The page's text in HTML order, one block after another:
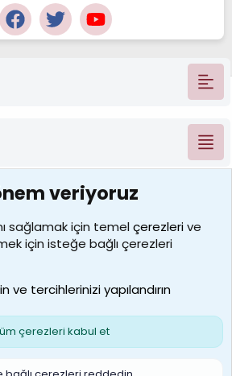
S
veriyoruz
sağlamak için temelçerezlerive
için isteğe bağlı çerezleri
ve tercihlerinizi yapılandırın
çerezleri kabul et